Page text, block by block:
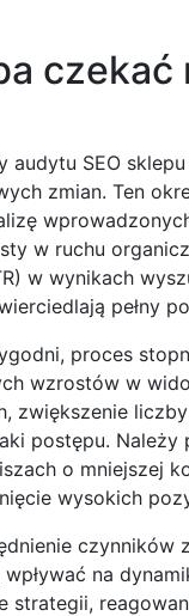
audytu SEO
zmian. Ten
w ruchu
w wynikach
pełny
proces
wzrostów w
zwiększenie
postępu. Należy
o mniejszej
wysokich
czynników
na
strategii,